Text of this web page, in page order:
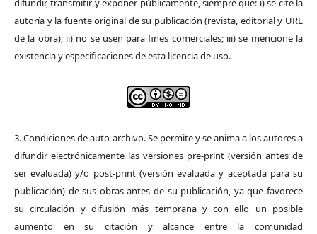
difundir, transmitir y exponer públicamente, siempre que: i) se cite la
autoría y la fuente original de su publicación (revista, editorial y URL
de la obra); ii) no se usen para fines comerciales; iii) se mencione la
existencia y especificaciones de esta licencia de uso.
3. Condiciones de auto-archivo. Se permite y se anima a los autores a
difundir electrónicamente las versiones pre-print (versión antes de
ser evaluada) y/o post-print (versión evaluada y aceptada para su
publicación) de sus obras antes de su publicación, ya que favorece
su circulación y difusión más temprana y con ello un posible
aumento en su citación y alcance entre la comunidad